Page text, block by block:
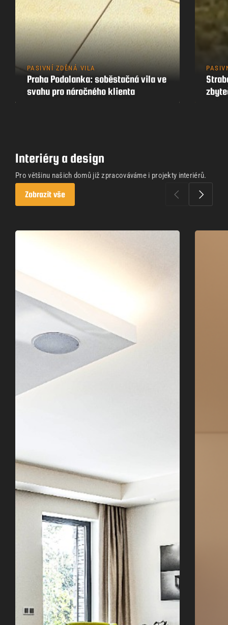
PASIVNÍ ZDĚNÁ VILA
Praha Podolanka: soběstačná vila ve
svahu pro náročného klienta
Interiéry a design
Pro většinu našich domů již zpracováváme i projekty interiérů.
Zobrazit vše